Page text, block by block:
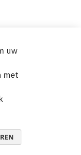
uw
met